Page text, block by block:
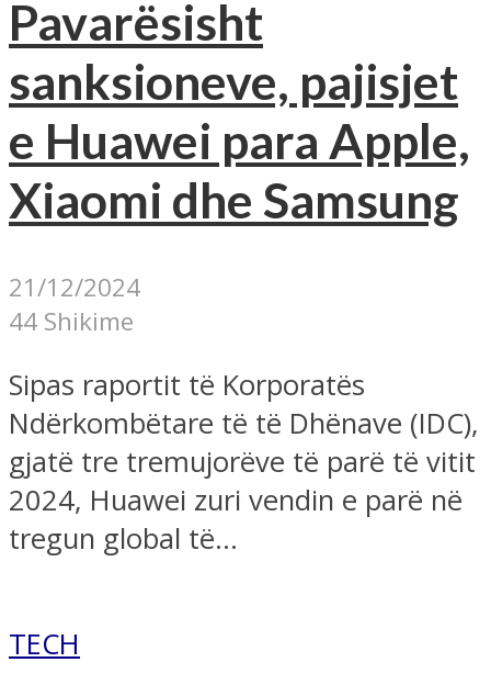
Pavarësisht
sanksioneve, pajisjet
e Huawei para Apple,
Xiaomi dhe Samsung
21/12/2024
44 Shikime
Sipas raportit të Korporatës
Ndërkombëtare të të Dhënave (IDC),
gjatë tre tremujorëve të parë të vitit
2024, Huawei zuri vendin e parë në
tregun global të...
TECH